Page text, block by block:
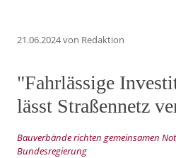
21.06.2024von Redaktion
"Fahrlässige
lässt Straßennetz
Bauverbände richten gemeinsamen
Bundesregierung